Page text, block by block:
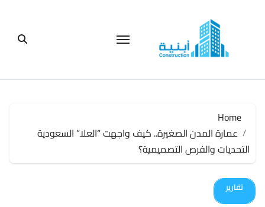
Home
عمارة المدن الصغيرة.. كيف واجهت “العلا” السعودية
التحديات والفرص التصميمية؟
تقارير